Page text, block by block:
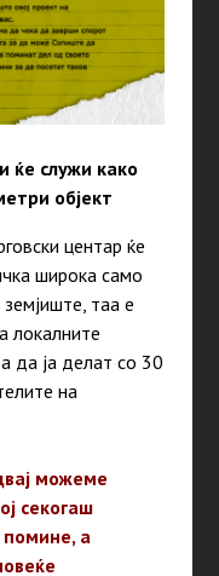
ќе служи како
објект
центар ќе
широка само
таа е
локалните
да ја делат со 30
на
можеме
секогаш
а